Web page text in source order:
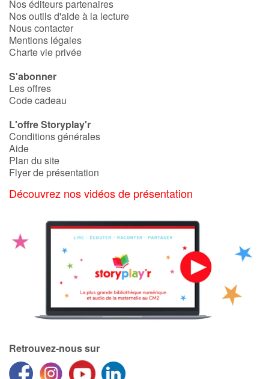
Catalogue anglais
Contraste +
Aide
Accueil
Famille
Écoles
Médiathèques
Vidéos & Tutoriaux
Par thématique
Nos éditeurs partenaires
Nos outils d'aide à la lecture
Nous contacter
Mentions légales
Charte vie privée
S'abonner
Les offres
Code cadeau
L'offre Storyplay'r
Conditions générales
Aide
Plan du site
Flyer de présentation
Découvrez nos vidéos de présentation
Retrouvez-nous sur